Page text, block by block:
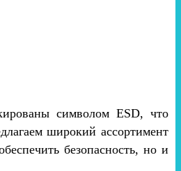
символом ESD, что
широкий ассортимент
безопасность, но и